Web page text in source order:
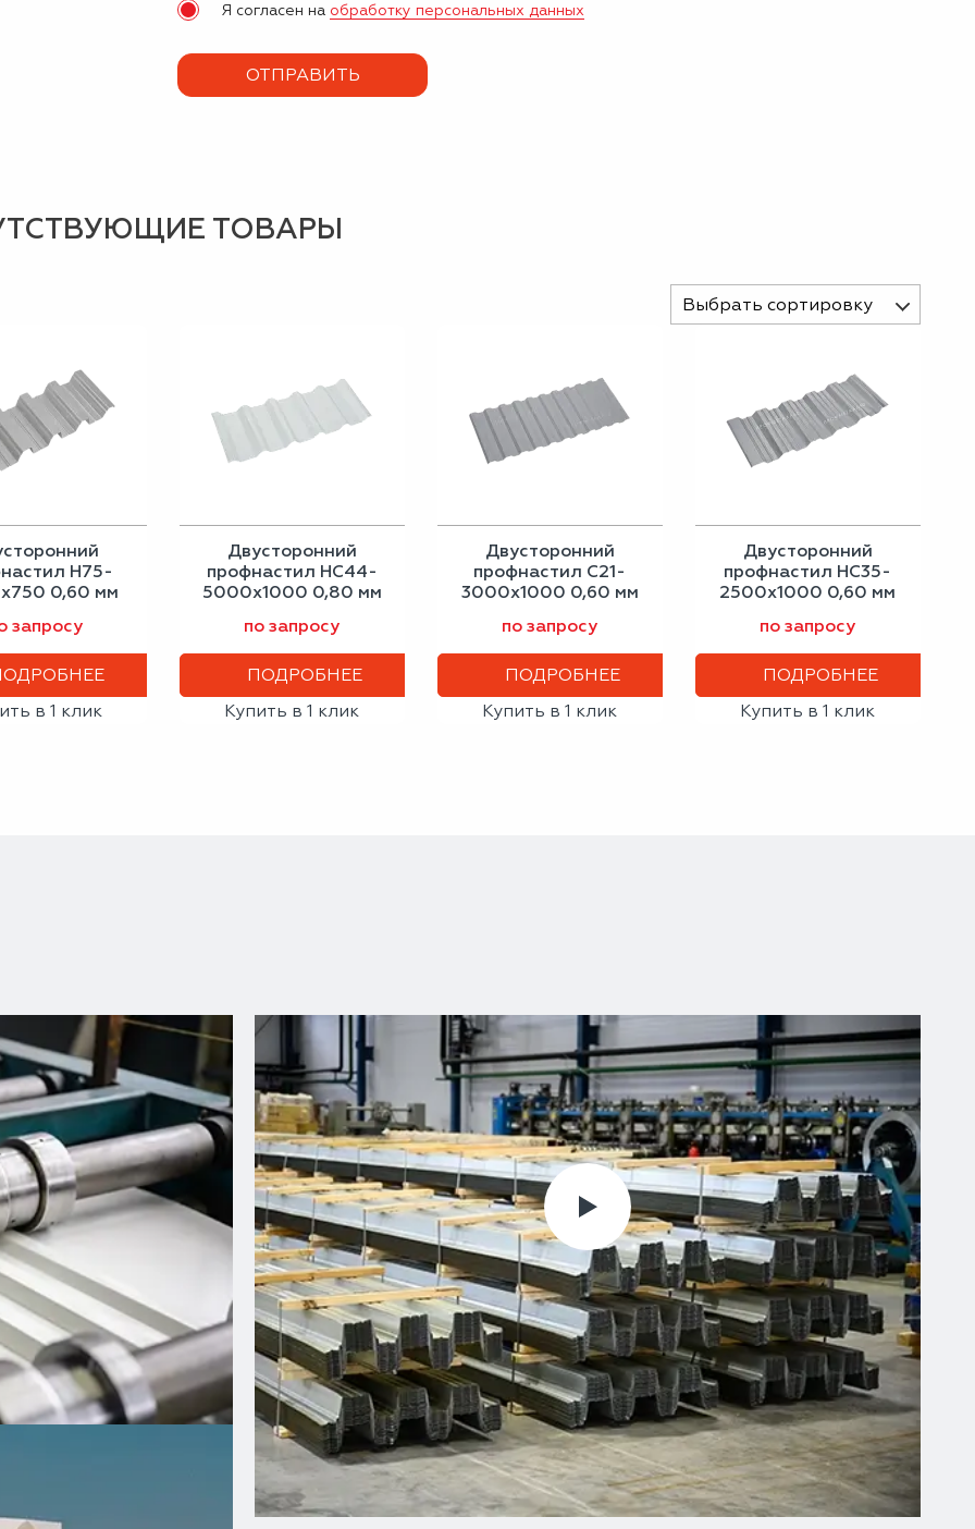
Я согласен на обработку персональных данных
ТОВАРЫ
Выбрать сортировку
Н75-
0,60 мм
запросу
в 1 клик
Двусторонний
профнастил НС44-
5000х1000 0,80 мм
по запросу
ПОДРОБНЕЕ
Купить в 1 клик
Двусторонний
профнастил С21-
3000х1000 0,60 мм
по запросу
ПОДРОБНЕЕ
Купить в 1 клик
Двусторонний
профнастил НС35-
2500х1000 0,60 мм
по запросу
ПОДРОБНЕЕ
Купить в 1 клик